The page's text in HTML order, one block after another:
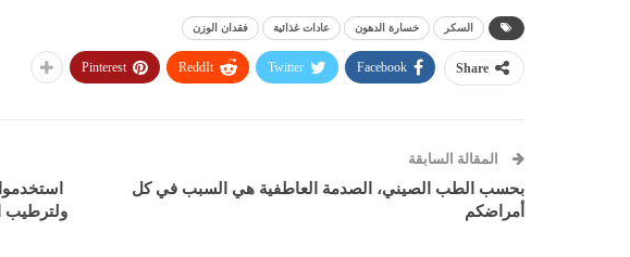
السكر خسارة الدهون عادات غذائية فقدان الوزن
Share
Facebook
Twitter
ReddIt
Pinterest
المقالة السابقة
بحسب الطب الصيني، الصدمة العاطفية هي السبب في كل
أمراضكم
ولترطيب